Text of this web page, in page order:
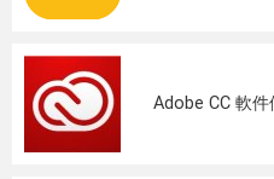
Adobe CC 軟